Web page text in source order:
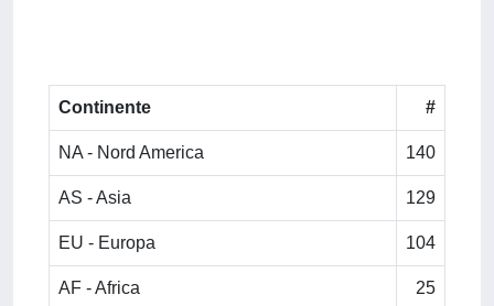
Continente #
NA - Nord America 140
AS - Asia 129
EU - Europa 104
AF - Africa 25